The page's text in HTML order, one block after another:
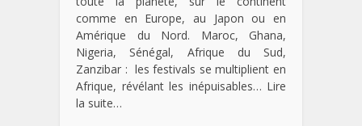
comme en Europe, au Japon ou en
Amérique du Nord. Maroc, Ghana,
Nigeria, Sénégal, Afrique du Sud,
Zanzibar : les festivals se multiplient en
Afrique, révélant les inépuisables… Lire
la suite…